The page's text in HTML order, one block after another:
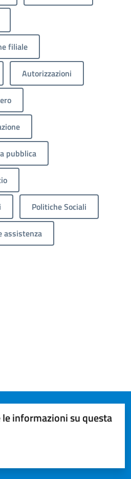
filiale
Autorizzazioni
pubblica
Politiche Sociali
assistenza
informazioni su questa
su 5
su 5
5